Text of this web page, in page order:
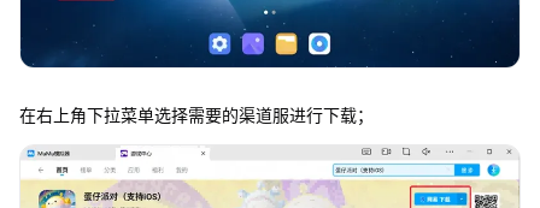
在右上角下拉菜单选择需要的渠道服进行下载；